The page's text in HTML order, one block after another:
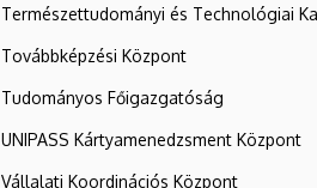
Természettudományi és Technológiai
Továbbképzési Központ
Tudományos Főigazgatóság
UNIPASS Kártyamenedzsment Központ
Vállalati Koordinációs Központ